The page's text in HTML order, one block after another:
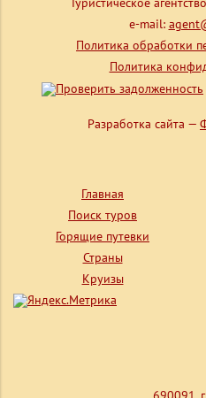
e-mail:
Политика обработки
Политика
Разработка сайта —
Главная
Поиск туров
Горящие путевки
Страны
Круизы